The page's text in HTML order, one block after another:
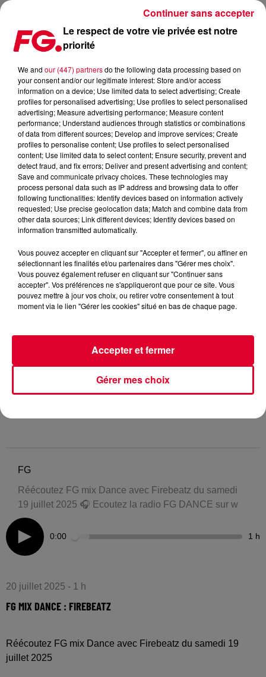
FG MIX DANCE : FIREBEATZ
FG
Réécoutez FG mix Dance avec Firebeatz du samedi
19 juillet 2025 🎧 Ecoutez la radio FG DANCE sur w
0:00 1 h
20 juillet 2025 - 1 h
FG MIX DANCE : FIREBEATZ
Réécoutez FG mix Dance avec Firebeatz du samedi 19
juillet 2025
Le respect de votre vie privée est notre
priorité
We and our (447) partnersdo the following data processing based on
your consent and/or our legitimate interest: Store and/or access
information on a device; Use limited data to select advertising; Create
profiles for personalised advertising; Use profiles to select personalised
advertising; Measure advertising performance; Measure content
performance; Understand audiences through statistics or combinations
of data from different sources; Develop and improve services; Create
profiles to personalise content; Use profiles to select personalised
content; Use limited data to select content; Ensure security, prevent and
detect fraud, and fix errors; Deliver and present advertising and content;
Save and communicate privacy choices. These technologies may
process personal data such as IP address and browsing data to offer
following functionalities: Identify devices based on information actively
requested; Use precise geolocation data; Match and combine data from
other data sources; Link different devices; Identify devices based on
information transmitted automatically.
Vous pouvez accepter en cliquant sur "Accepter et fermer", ou affiner en
sélectionnant les finalités et/ou partenaires dans "Gérer mes choix".
Vous pouvez également refuser en cliquant sur "Continuer sans
accepter". Vos préférences ne s'appliqueront que pour ce site. Vous
pouvez mettre à jour vos choix, ou retirer votre consentement à tout
moment via le lien "Gérer les cookies" situé en bas de chaque page.
Gérer mes choix
Accepter et fermer
Continuer sans accepter